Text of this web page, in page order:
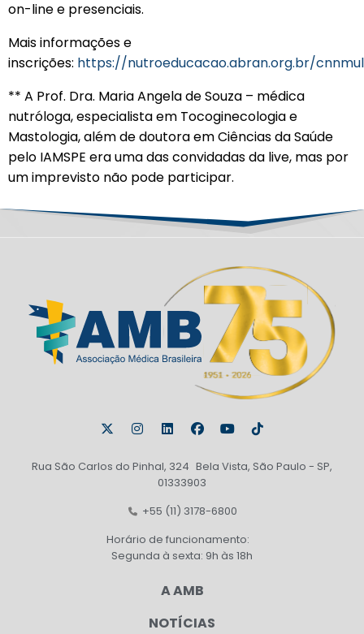
on-line e presenciais.
Mais informações e
inscrições: https://nutroeducacao.abran.org.br/
** A Prof. Dra. Maria Angela de Souza – médica
nutróloga, especialista em Tocoginecologia e
Mastologia, além de doutora em Ciências da Saúde
pelo IAMSPE era uma das convidadas da live, mas por
um imprevisto não pode participar.
Rua São Carlos do Pinhal, 324 Bela Vista, São Paulo - SP,
01333903
+55 (11) 3178-6800
Horário de funcionamento:
Segunda à sexta: 9h às 18h
A AMB
NOTÍCIAS